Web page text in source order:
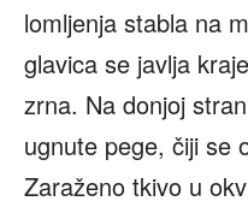
lomljenja stabla na
glavica se javlja
zrna. Na donjoj
ugnute pege, čiji se
Zaraženo tkivo u